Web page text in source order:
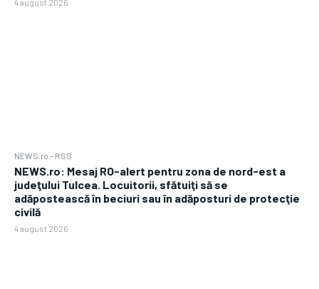
4 august 2026
NEWS.ro - RSS
NEWS.ro: Mesaj RO-alert pentru zona de nord-est a
judeţului Tulcea. Locuitorii, sfătuiţi să se
adăpostească în beciuri sau în adăposturi de protecţie
civilă
4 august 2026